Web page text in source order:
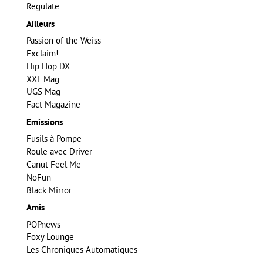
Regulate
Ailleurs
Passion of the Weiss
Exclaim!
Hip Hop DX
XXL Mag
UGS Mag
Fact Magazine
Emissions
Fusils à Pompe
Roule avec Driver
Canut Feel Me
NoFun
Black Mirror
Amis
POPnews
Foxy Lounge
Les Chroniques Automatiques